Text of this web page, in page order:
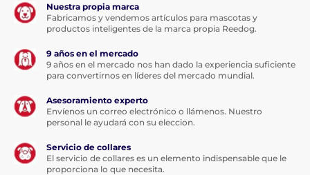
Nuestra propia marca
Fabricamos y vendemos artículos para mascotas y
productos inteligentes de la marca propia Reedog.
9 años en el mercado
9 años en el mercado nos han dado la experiencia suficiente
para convertirnos en líderes del mercado mundial.
Asesoramiento experto
Envíenos un correo electrónico o llámenos. Nuestro
personal le ayudará con su eleccion.
Servicio de collares
El servicio de collares es un elemento indispensable que le
proporciona lo que necesita.